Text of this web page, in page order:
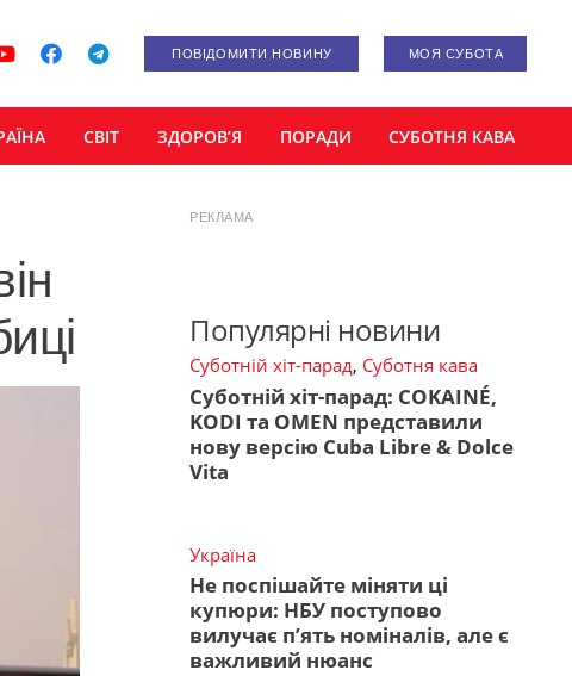
ПОВІДОМИТИ НОВИНУ МОЯ СУБОТА
СВІТ ЗДОРОВ’Я ПОРАДИ СУБОТНЯ КАВА
РЕКЛАМА
Популярні новини
Суботній хіт-парад, Суботня кава
Суботній хіт-парад: COKAINÉ,
KODI та OMEN представили
нову версію Cuba Libre & Dolce
Vita
Україна
Не поспішайте міняти ці
купюри: НБУ поступово
вилучає п’ять номіналів, але є
важливий нюанс